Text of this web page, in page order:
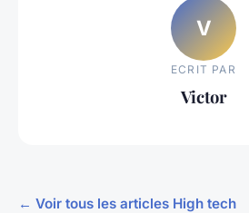
V
ECRIT PAR
Victor
← Voir tous les articles High tech